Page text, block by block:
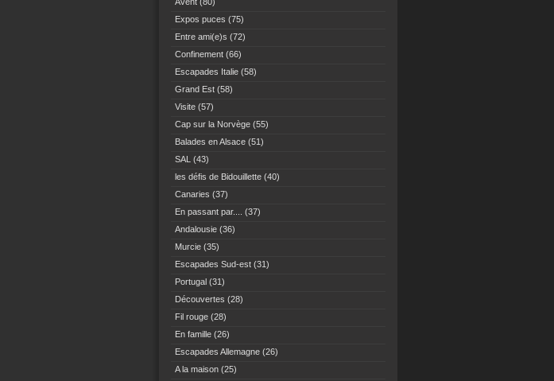
Expos puces (75)
Entre ami(e)s (72)
Confinement (66)
Escapades Italie (58)
Grand Est (58)
Visite (57)
Cap sur la Norvège (55)
Balades en Alsace (51)
SAL (43)
les défis de Bidouillette (40)
Canaries (37)
En passant par....
(37)
Andalousie (36)
Murcie (35)
Escapades Sud-est (31)
Portugal (31)
Découvertes (28)
Fil rouge (28)
En famille (26)
Escapades Allemagne (26)
A la maison (25)